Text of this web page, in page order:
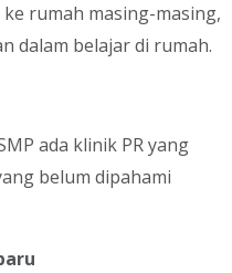
rumah masing-masing,
dalam belajar di rumah.
ada klinik PR yang
belum dipahami